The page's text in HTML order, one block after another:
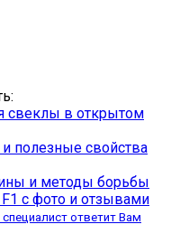
свеклы в открытом
и полезные свойства
и методы борьбы
с фото и отзывами
ответит Вам